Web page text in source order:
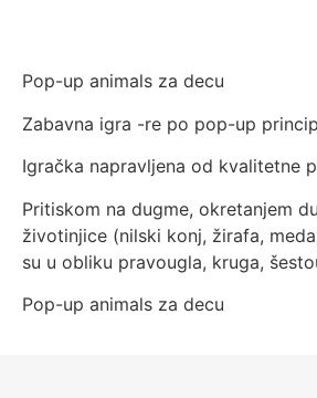
Pop-up animals za decu
Zabavna igra -re po pop-up
Igračka napravljena od kvalitetne
Pritiskom na dugme, okretanjem
životinjice (nilski konj, žirafa,
su u obliku pravougla, kruga,
Pop-up animals za decu